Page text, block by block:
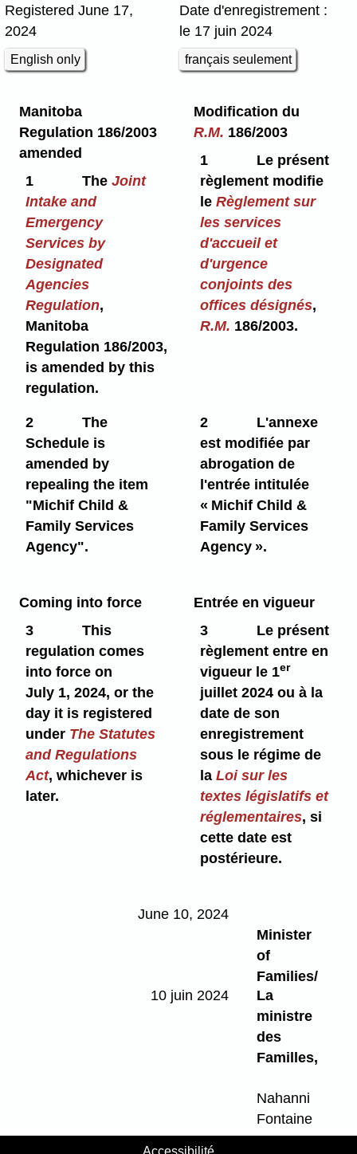
Registered June 17,
2024
English only
Date d'enregistrement :
le 17 juin 2024
français seulement
Manitoba
Regulation 186/2003
amended
1
The Joint
Intake and
Emergency
Services by
Designated
Agencies
Regulation,
Manitoba
Regulation 186/2003,
is amended by this
regulation.
Modification du
R.M. 186/2003
1
Le présent
règlement modifie
leRèglement sur
les services
d'accueil et
d'urgence
conjoints des
offices désignés,
R.M. 186/2003.
2
The
Schedule is
amended by
repealing the item
"Michif Child &
Family Services
Agency".
2
L'annexe
est modifiée par
abrogation de
l'entrée intitulée
« Michif Child &
Family Services
Agency ».
Coming into force
3
This
regulation comes
into force on
July 1, 2024, or the
day it is registered
under The Statutes
and Regulations
Act, whichever is
later.
Entrée en vigueur
3
Le présent
règlement entre en
vigueur le 1er
juillet 2024 ou à la
date de son
enregistrement
sous le régime de
laLoi sur les
textes législatifs et
réglementaires, si
cette date est
postérieure.
June 10, 2024
Minister
of
Families/
10 juin 2024
La
ministre
des
Familles,
Nahanni
Fontaine
Accessibilité